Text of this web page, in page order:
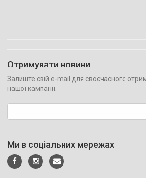
Отримувати новини
Залиште свій e-mail для своєчасного
нашої кампанії.
Ми в соціальних мережах